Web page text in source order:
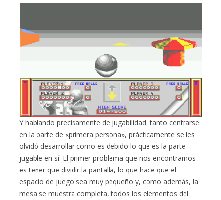
Y hablando precisamente de jugabilidad, tanto centrarse
en la parte de «primera persona», prácticamente se les
olvidó desarrollar como es debido lo que es la parte
jugable en sí. El primer problema que nos encontramos
es tener que dividir la pantalla, lo que hace que el
espacio de juego sea muy pequeño y, como además, la
mesa se muestra completa, todos los elementos del